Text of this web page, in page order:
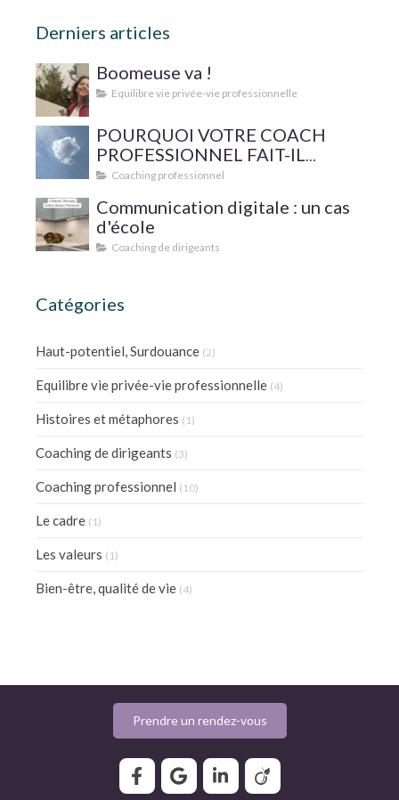
Derniers articles
Boomeuse va !
Equilibre vie privée-vie professionnelle
POURQUOI VOTRE COACH
PROFESSIONNEL FAIT-IL
SUPERVISER SA PRATIQUE ?
Coaching professionnel
Communication digitale : un cas
d'école
Coaching de dirigeants
Catégories
Haut-potentiel, Surdouance (2)
Equilibre vie privée-vie professionnelle (4)
Histoires et métaphores (1)
Coaching de dirigeants (3)
Coaching professionnel (10)
Le cadre (1)
Les valeurs (1)
Bien-être, qualité de vie (4)
Prendre un rendez-vous